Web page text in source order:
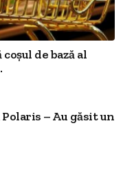
de bază al
– Au găsit un